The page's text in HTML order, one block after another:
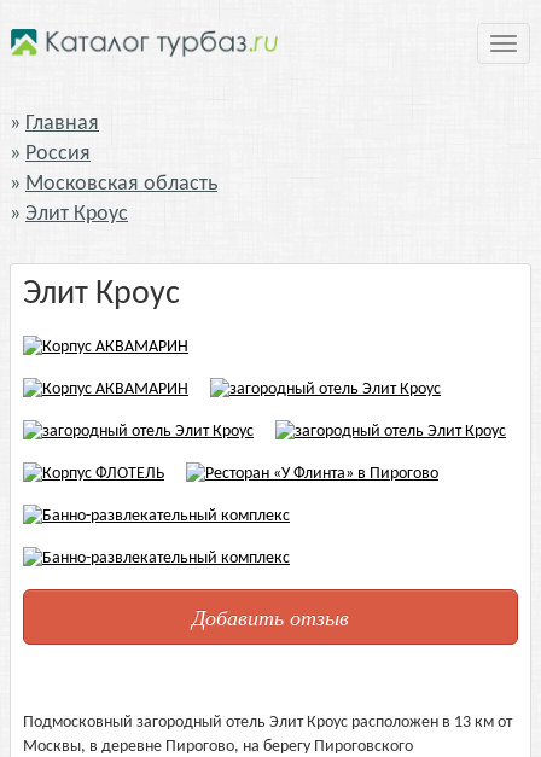
Главная
Россия
Московская область
Элит Кроус
Элит Кроус
Добавить отзыв
Подмосковный загородный отель Элит Кроус расположен в 13 км от
Москвы, в деревне Пирогово, на берегу Пироговского